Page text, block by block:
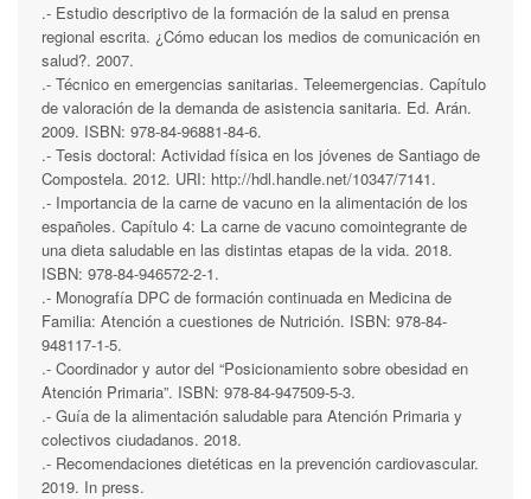
.- Estudio descriptivo de la formación de la salud en prensa
regional escrita. ¿Cómo educan los medios de comunicación en
salud?. 2007.
.- Técnico en emergencias sanitarias. Teleemergencias. Capítulo
de valoración de la demanda de asistencia sanitaria. Ed. Arán.
2009. ISBN: 978-84-96881-84-6.
.- Tesis doctoral: Actividad física en los jóvenes de Santiago de
Compostela. 2012. URI: http://hdl.handle.net/10347/7141.
.- Importancia de la carne de vacuno en la alimentación de los
españoles. Capítulo 4: La carne de vacuno comointegrante de
una dieta saludable en las distintas etapas de la vida. 2018.
ISBN: 978-84-946572-2-1.
.- Monografía DPC de formación continuada en Medicina de
Familia: Atención a cuestiones de Nutrición. ISBN: 978-84-
948117-1-5.
.- Coordinador y autor del “Posicionamiento sobre obesidad en
Atención Primaria”. ISBN: 978-84-947509-5-3.
.- Guía de la alimentación saludable para Atención Primaria y
colectivos ciudadanos. 2018.
.- Recomendaciones dietéticas en la prevención cardiovascular.
2019. In press.